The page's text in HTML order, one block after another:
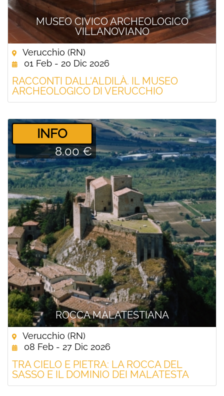
MUSEO CIVICO ARCHEOLOGICO
VILLANOVIANO
Verucchio (RN)
01 Feb - 20 Dic 2026
RACCONTI DALL'ALDILÀ. IL MUSEO
ARCHEOLOGICO DI VERUCCHIO
ROCCA MALATESTIANA
­INFO
8.00 €
Verucchio (RN)
08 Feb - 27 Dic 2026
TRA CIELO E PIETRA: LA ROCCA DEL
SASSO E IL DOMINIO DEI MALATESTA